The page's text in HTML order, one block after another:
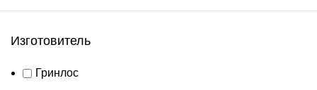
Изготовитель
Гринлос